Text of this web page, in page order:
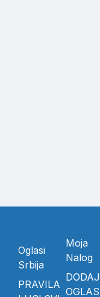
Oglasi
Srbija
PRAVILA
Moja
Nalog
DODAJ
OGLAS